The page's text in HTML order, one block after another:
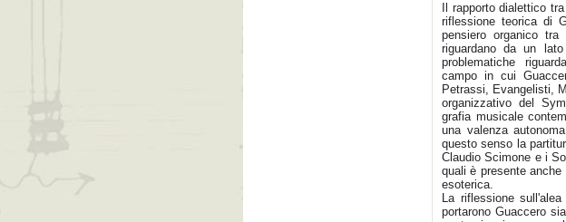
Il rapporto dialettico
riflessione teorica di
pensiero organico
riguardano da un
problematiche
campo in cui
Petrassi, Evangelisti,
organizzativo del
grafia musicale
una valenza
questo senso la
Claudio Scimone e i
quali è presente
esoterica.
La riflessione
portarono Guaccero